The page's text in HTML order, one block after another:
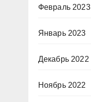
Февраль 2023
Январь 2023
Декабрь 2022
Ноябрь 2022